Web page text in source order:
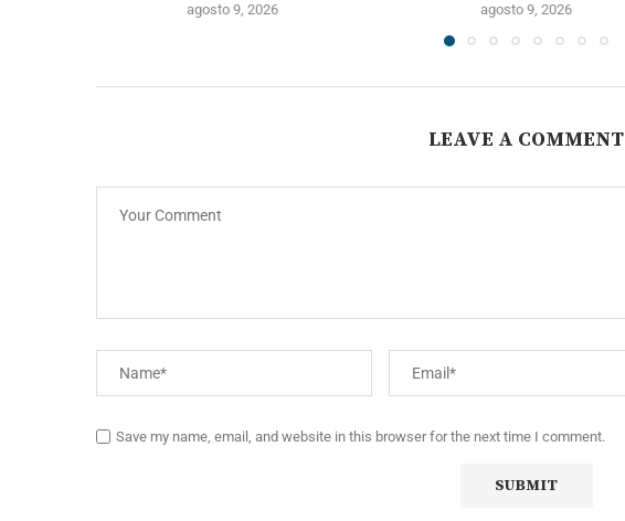
agosto 9, 2026 agosto 9, 2026
LEAVE A COMMENT
Save my name, email, and website in this browser for the next time I comment.